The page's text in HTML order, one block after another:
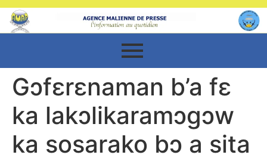
Gɔfɛrɛnaman b’a fɛ
ka lakɔlikaramɔgɔw
ka sosarako bɔ a sita